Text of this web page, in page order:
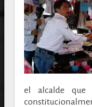
el alcalde